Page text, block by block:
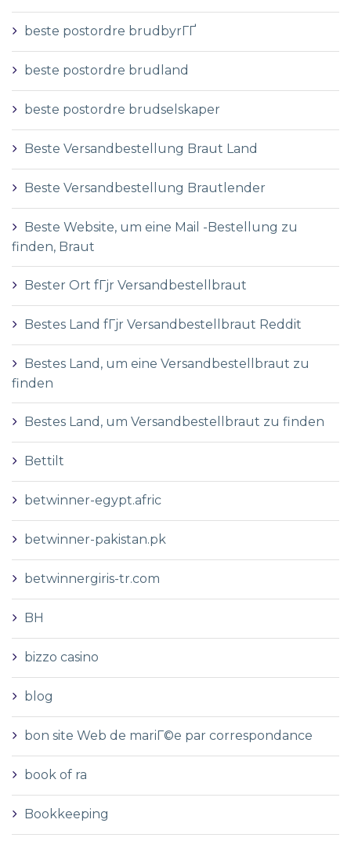
beste postordre brudbyrГҐ
beste postordre brudland
beste postordre brudselskaper
Beste Versandbestellung Braut Land
Beste Versandbestellung Brautlender
Beste Website, um eine Mail -Bestellung zu
finden, Braut
Bester Ort fГјr Versandbestellbraut
Bestes Land fГјr Versandbestellbraut Reddit
Bestes Land, um eine Versandbestellbraut zu
finden
Bestes Land, um Versandbestellbraut zu finden
Bettilt
betwinner-egypt.afric
betwinner-pakistan.pk
betwinnergiris-tr.com
BH
bizzo casino
blog
bon site Web de mariГ©e par correspondance
book of ra
Bookkeeping